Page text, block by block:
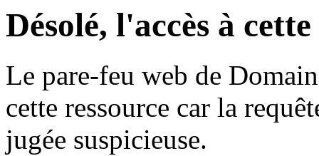
Désolé, l'accès à
Le pare-feu web de
cette ressource car la
jugée suspicieuse.